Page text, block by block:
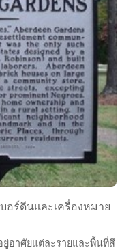
อร์ดีนและเครื่องหมาย
อาศัยแต่ละรายและพื้นที่สี